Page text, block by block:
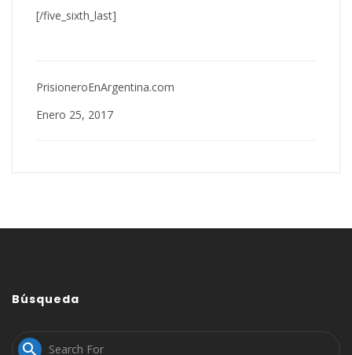
[/five_sixth_last]
PrisioneroEnArgentina.com
Enero 25, 2017
Búsqueda
